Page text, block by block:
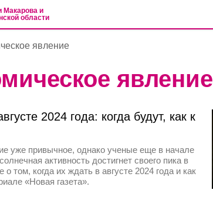
Макарова и
области
явление
явление
2024 года: когда будут, как к
уже привычное, однако ученые еще в начале
активность достигнет своего пика в
том, когда их ждать в августе 2024 года и как
«Новая газета».